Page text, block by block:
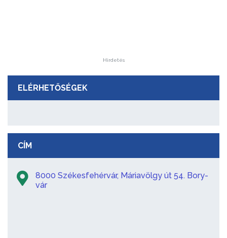
Hirdetés
ELÉRHETŐSÉGEK
CÍM
8000 Székesfehérvár, Máriavölgy út 54. Bory-
vár